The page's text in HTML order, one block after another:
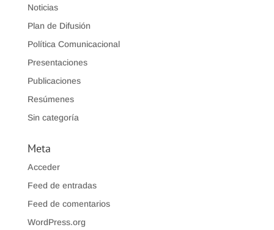
Noticias
Plan de Difusión
Política Comunicacional
Presentaciones
Publicaciones
Resúmenes
Sin categoría
Meta
Acceder
Feed de entradas
Feed de comentarios
WordPress.org